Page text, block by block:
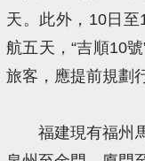
天。此外，10日至
航五天，“吉順10
旅客，應提前規劃
福建現有福州